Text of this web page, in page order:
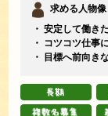
求める人物像
・ 安定して働き
・ コツコツ仕事
・ 目標へ前向き